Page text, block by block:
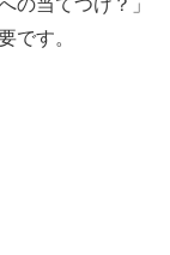
です。